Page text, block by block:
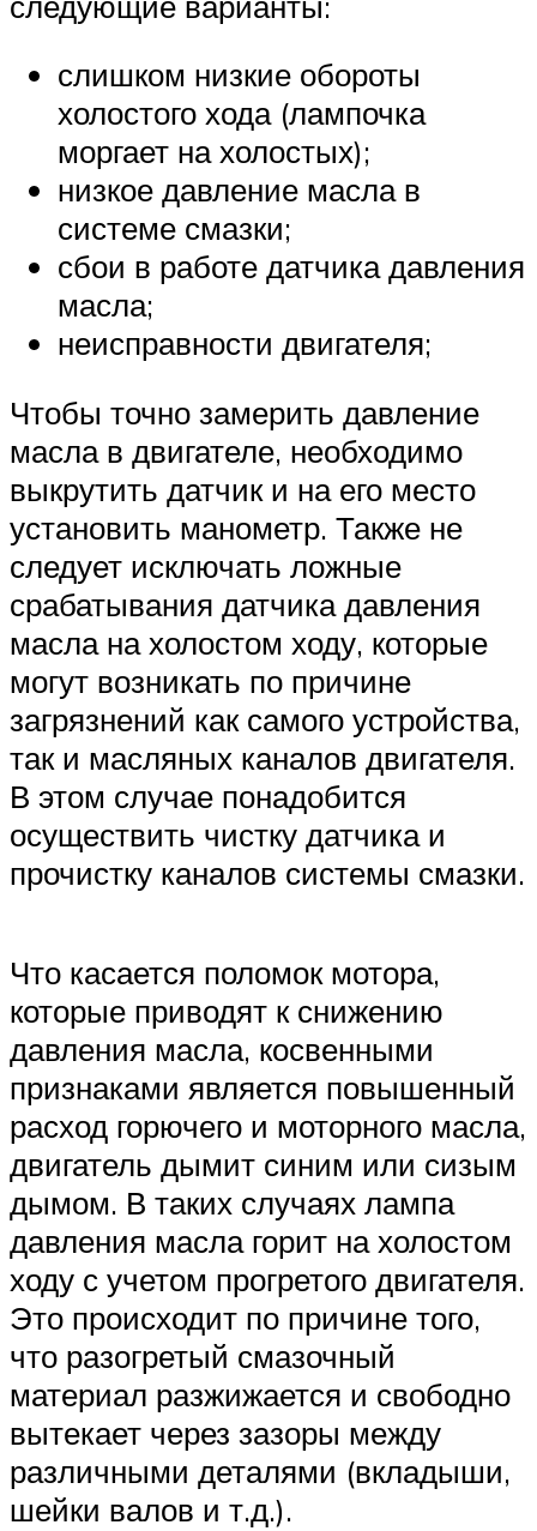
слишком низкие обороты
холостого хода (лампочка
моргает на холостых);
низкое давление масла в
системе смазки;
сбои в работе датчика давления
масла;
неисправности двигателя;
Чтобы точно замерить давление
масла в двигателе, необходимо
выкрутить датчик и на его место
установить манометр. Также не
следует исключать ложные
срабатывания датчика давления
масла на холостом ходу, которые
могут возникать по причине
загрязнений как самого устройства,
так и масляных каналов двигателя.
В этом случае понадобится
осуществить чистку датчика и
прочистку каналов системы смазки.
Что касается поломок мотора,
которые приводят к снижению
давления масла, косвенными
признаками является повышенный
расход горючего и моторного масла,
двигатель дымит синим или сизым
дымом. В таких случаях лампа
давления масла горит на холостом
ходу с учетом прогретого двигателя.
Это происходит по причине того,
что разогретый смазочный
материал разжижается и свободно
вытекает через зазоры между
различными деталями (вкладыши,
шейки валов и т.д.).